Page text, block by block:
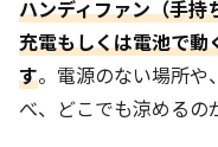
ハンディファン（手持
充電もしくは電池で動
す。電源のない場所や
べ、どこでも涼めるの